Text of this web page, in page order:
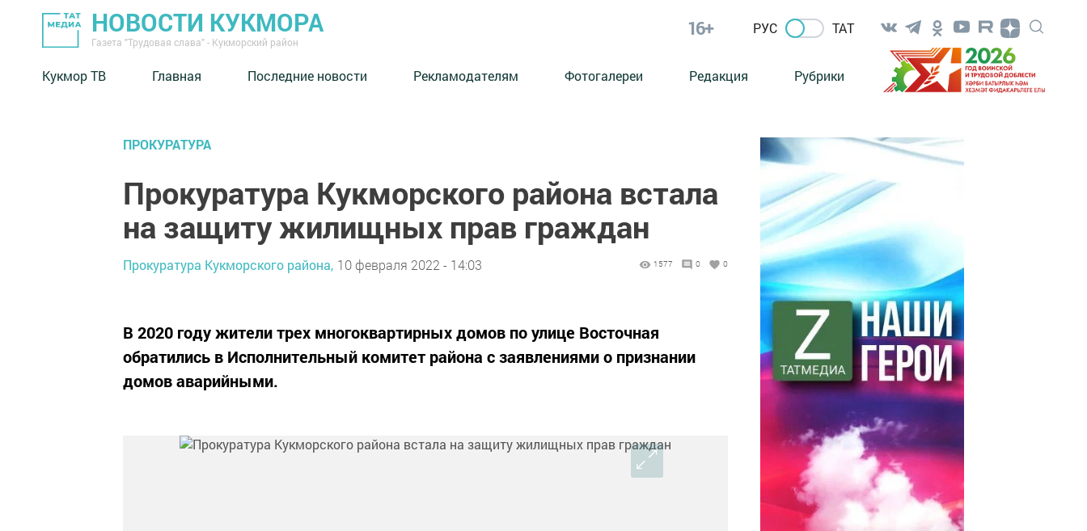
НОВОСТИ КУКМОРА
Газета "Трудовая слава" - Кукморский район
16+ РУС ТАТ
Кукмор ТВ Главная Последние новости Рекламодателям Фотогалереи Редакция Рубрики
ПРОКУРАТУРА
Прокуратура Кукморского района встала
на защиту жилищных прав граждан
Прокуратура Кукморского района, 10 февраля 2022 - 14:03 1577 0 0
В 2020 году жители трех многоквартирных домов по улице Восточная
обратились в Исполнительный комитет района с заявлениями о признании
домов аварийными.